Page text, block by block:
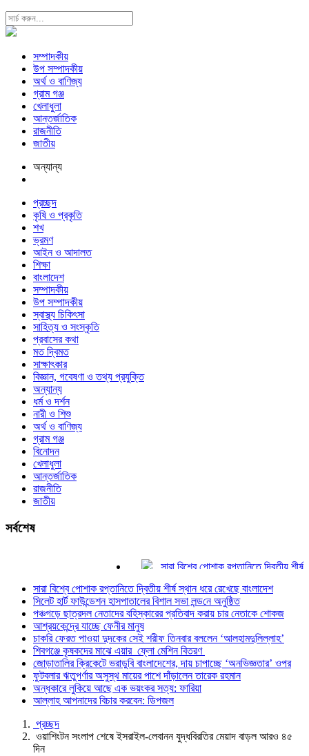
সম্পাদকীয়
উপ সম্পাদকীয়
অর্থ ও বাণিজ্য
গ্রাম গঞ্জ
খেলাধুলা
আন্তর্জাতিক
রাজনীতি
জাতীয়
অন্যান্য
প্রচ্ছদ
কৃষি ও প্রকৃতি
শখ
ভ্রমণ
আইন ও আদালত
শিক্ষা
বাংলাদেশ
সম্পাদকীয়
উপ সম্পাদকীয়
স্বাস্থ্য চিকিৎসা
সাহিত্য ও সংস্কৃতি
প্রবাসের কথা
মত দ্বিমত
সাক্ষাৎকার
বিজ্ঞান, গবেষণা ও তথ্য প্রযুক্তি
অন্যান্য
ধর্ম ও দর্শন
নারী ও শিশু
অর্থ ও বাণিজ্য
গ্রাম গঞ্জ
বিনোদন
খেলাধুলা
আন্তর্জাতিক
রাজনীতি
জাতীয়
সর্বশেষ
সারা বিশ্বে পোশাক রপ্তানিতে দ্বিতীয় শীর্ষ
সিলেট হার্ট ফাউন্ডেশন হাসপাতালের বিশাল সভা
পঞ্চগড়ে ছাত্রদল নেতাদের বহিস্কারের
আশ্রয়কেন্দ্রে যাচ্ছে ফেনীর মানুষ
চাকরি ফেরত পাওয়া দুদকের সেই শরীফ তিনবার
শিবগঞ্জে কৃষকদের মাঝে এয়ার ফ্লো মেশিন
জোড়াতালির ক্রিকেটে ভরাডুবি বাংলাদেশের, দায়
ফুটবলার ঋতুপর্ণার অসুস্থ মায়ের পাশে দাঁড়ালেন
অন্ধকারে লুকিয়ে আছে এক ভয়ংকর সত্য:
আল্লাহ আপনাদের বিচার করবেন: ডিপজল
সারা বিশ্বে পোশাক রপ্তানিতে দ্বিতীয় শীর্ষ স্থান ধরে রেখেছে বাংলাদেশ
সিলেট হার্ট ফাউন্ডেশন হাসপাতালের বিশাল সভা লন্ড‌নে অনুষ্ঠিত
পঞ্চগড়ে ছাত্রদল নেতাদের বহিস্কারের প্রতিবাদ করায় চার নেতাকে শোকজ
আশ্রয়কেন্দ্রে যাচ্ছে ফেনীর মানুষ
চাকরি ফেরত পাওয়া দুদকের সেই শরীফ তিনবার বললেন ‘আলহামদুলিল্লাহ’
শিবগঞ্জে কৃষকদের মাঝে এয়ার ফ্লো মেশিন বিতরণ
জোড়াতালির ক্রিকেটে ভরাডুবি বাংলাদেশের, দায় চাপাচ্ছে ‘অনভিজ্ঞতার’ ওপর
ফুটবলার ঋতুপর্ণার অসুস্থ মায়ের পাশে দাঁড়ালেন তারেক রহমান
অন্ধকারে লুকিয়ে আছে এক ভয়ংকর সত্য: ফারিয়া
আল্লাহ আপনাদের বিচার করবেন: ডিপজল
প্রচ্ছদ
ওয়াশিংটন সংলাপ শেষে ইসরাইল-লেবানন যুদ্ধবিরতির মেয়াদ বাড়ল আরও ৪৫
দিন